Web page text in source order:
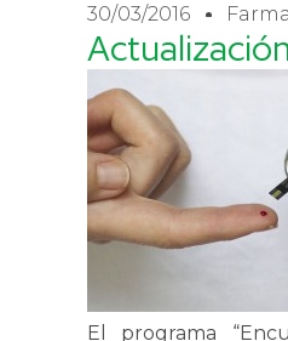
30/03/2016
El programa